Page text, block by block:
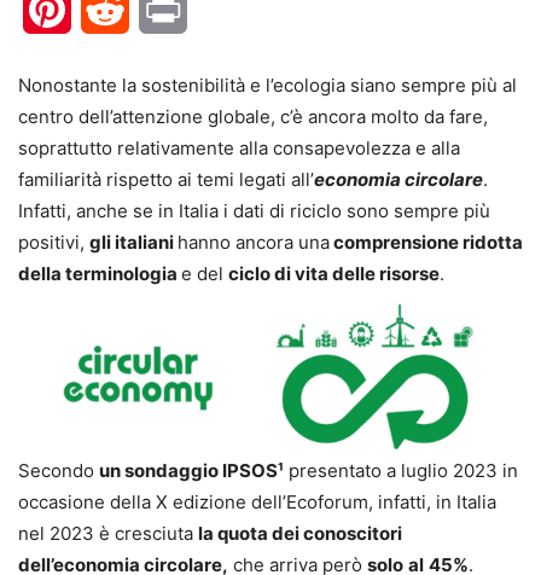
PinterestReddit
Nonostante la sostenibilità e l’ecologia siano sempre più al
centro dell’attenzione globale, c’è ancora molto da fare,
soprattutto relativamente alla consapevolezza e alla
familiarità rispetto ai temi legati all’economia circolare.
Infatti, anche se in Italia i dati di riciclo sono sempre più
positivi, gli italiani hanno ancora unacomprensione ridotta
della terminologia e del ciclo di vita delle risorse.
Secondo un sondaggio IPSOS¹ presentato a luglio 2023 in
occasione della X edizione dell’Ecoforum, infatti, in Italia
nel 2023 è cresciuta la quota dei conoscitori
dell’economia circolare, che arriva però solo al 45%.